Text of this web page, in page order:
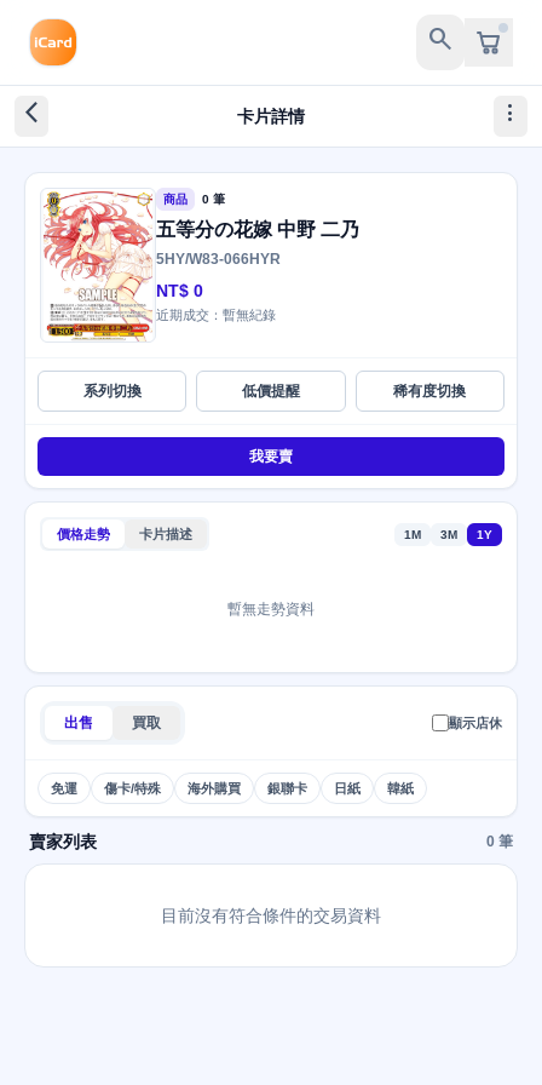
search
arrow_back_ios_new 卡片詳情 more_vert
商品 0 筆
五等分の花嫁 中野 二乃
5HY/W83-066HYR
NT$ 0
近期成交：暫無紀錄
系列切換 低價提醒 稀有度切換
我要賣
價格走勢 卡片描述 1M 3M 1Y
暫無走勢資料
出售 買取 顯示店休
免運 傷卡/特殊 海外購買 銀聯卡 日紙 韓紙
賣家列表 0 筆
目前沒有符合條件的交易資料